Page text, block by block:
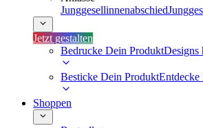
Junggesellinnenabschied
Jetzt gestalten
Bedrucke Dein ProduktDesigns
Besticke Dein ProduktEntdecke
Shoppen